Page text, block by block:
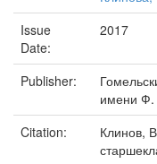
Issue
Date:
2017
Publisher:
имени Ф.
Citation:
Клинов,